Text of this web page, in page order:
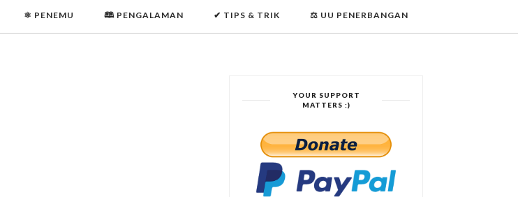
⚛ PENEMU 🕮 PENGALAMAN ✔ TIPS & TRIK ⚖ UU PENERBANGAN
YOUR SUPPORT
MATTERS :)